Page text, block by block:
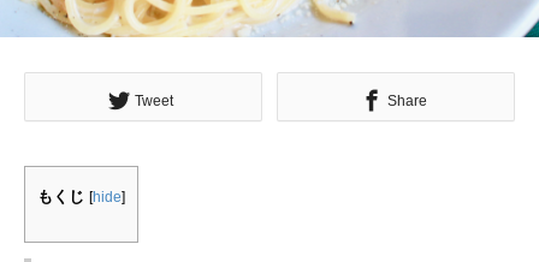
Tweet Share
もくじ [hide]